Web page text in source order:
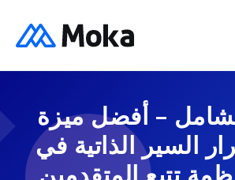
– أفضل ميزة
السير الذاتية في